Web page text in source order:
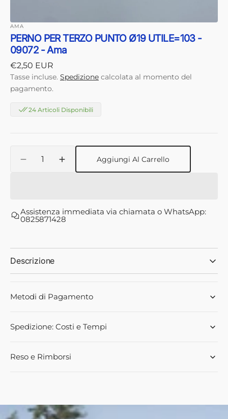
AMA
PERNO PER TERZO PUNTO Ø19 UTILE=103 -
09072 - Ama
Prezzo
di
listino
€2,50 EUR
Tasse incluse. Spedizione calcolata al momento del
pagamento.
24 Articoli Disponibili
Diminuisci
PER
TERZO
UTILE=103
-
Ama
Aumenta
quantità
PER
TERZO
UTILE=103
Aggiungi Al Carrello
Assistenza immediata via chiamata o WhatsApp:
0825871428
Descrizione
Metodi di Pagamento
Spedizione: Costi e Tempi
Reso e Rimborsi